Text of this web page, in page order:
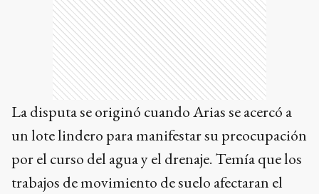
La disputa se originó cuando Arias se acercó a
un lote lindero para manifestar su preocupación
por el curso del agua y el drenaje. Temía que los
trabajos de movimiento de suelo afectaran el